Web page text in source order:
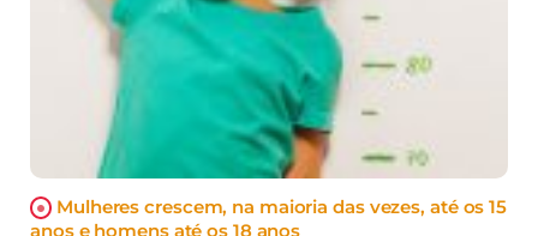
Mulheres crescem, na maioria das vezes, até os 15
anos e homens até os 18 anos